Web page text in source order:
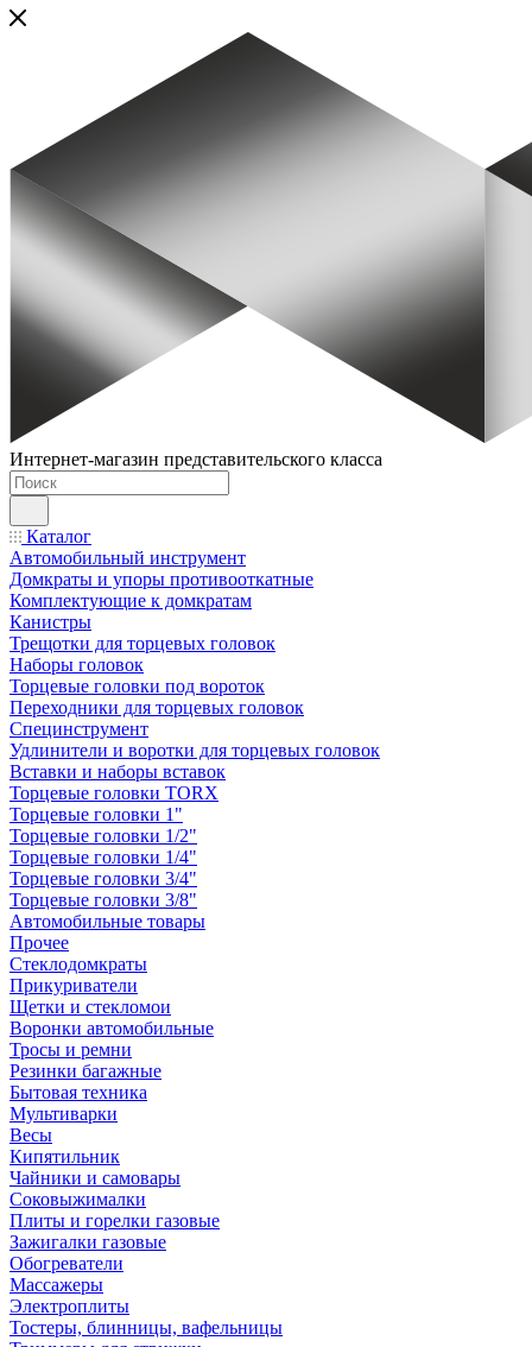
Интернет-магазин представительского класса
Каталог
Автомобильный инструмент
Домкраты и упоры противооткатные
Комплектующие к домкратам
Канистры
Трещотки для торцевых головок
Наборы головок
Торцевые головки под вороток
Переходники для торцевых головок
Специнструмент
Удлинители и воротки для торцевых головок
Вставки и наборы вставок
Торцевые головки TORX
Торцевые головки 1"
Торцевые головки 1/2"
Торцевые головки 1/4"
Торцевые головки 3/4"
Торцевые головки 3/8"
Автомобильные товары
Прочее
Стеклодомкраты
Прикуриватели
Щетки и стекломои
Воронки автомобильные
Тросы и ремни
Резинки багажные
Бытовая техника
Мультиварки
Весы
Кипятильник
Чайники и самовары
Соковыжималки
Плиты и горелки газовые
Зажигалки газовые
Обогреватели
Массажеры
Электроплиты
Тостеры, блинницы, вафельницы